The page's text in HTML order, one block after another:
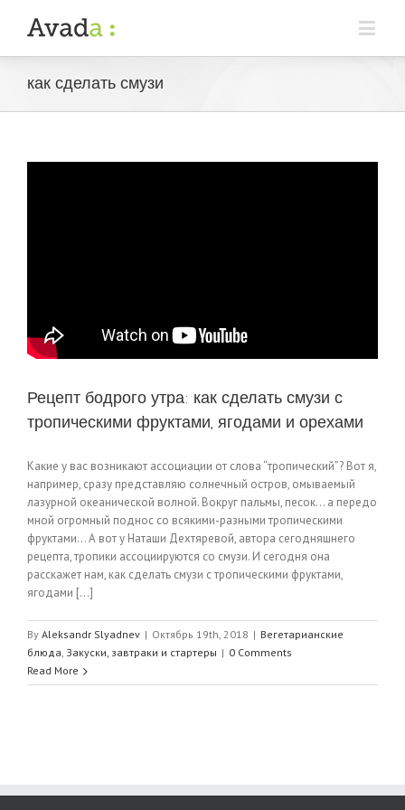
как сделать смузи
Рецепт бодрого утра: как сделать смузи с
тропическими фруктами, ягодами и орехами
Какие у вас возникают ассоциации от слова “тропический”? Вот я,
например, сразу представляю солнечный остров, омываемый
лазурной океанической волной. Вокруг пальмы, песок… а передо
мной огромный поднос со всякими-разными тропическими
фруктами… А вот у Наташи Дехтяревой, автора сегодняшнего
рецепта, тропики ассоциируются со смузи. И сегодня она
расскажет нам, как сделать смузи с тропическими фруктами,
ягодами [...]
By Aleksandr Slyadnev | Октябрь 19th, 2018 | Вегетарианские
блюда, Закуски, завтраки и стартеры | 0 Comments
Read More